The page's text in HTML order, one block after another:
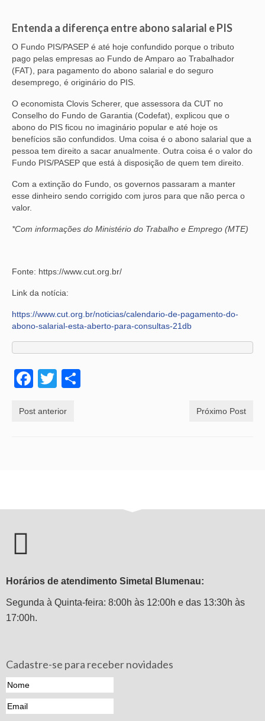
Entenda a diferença entre abono salarial e PIS
O Fundo PIS/PASEP é até hoje confundido porque o tributo
pago pelas empresas ao Fundo de Amparo ao Trabalhador
(FAT), para pagamento do abono salarial e do seguro
desemprego, é originário do PIS.
O economista Clovis Scherer, que assessora da CUT no
Conselho do Fundo de Garantia (Codefat), explicou que o
abono do PIS ficou no imaginário popular e até hoje os
benefícios são confundidos. Uma coisa é o abono salarial que a
pessoa tem direito a sacar anualmente. Outra coisa é o valor do
Fundo PIS/PASEP que está à disposição de quem tem direito.
Com a extinção do Fundo, os governos passaram a manter
esse dinheiro sendo corrigido com juros para que não perca o
valor.
*Com informações do Ministério do Trabalho e Emprego (MTE)
Fonte: https://www.cut.org.br/
Link da notícia:
https://www.cut.org.br/noticias/calendario-de-pagamento-do-
abono-salarial-esta-aberto-para-consultas-21db
Facebook
Twitter
Post anterior Próximo Post
Horários de atendimento Simetal Blumenau:
Segunda à Quinta-feira: 8:00h às 12:00h e das 13:30h às
17:00h.
Cadastre-se para receber novidades